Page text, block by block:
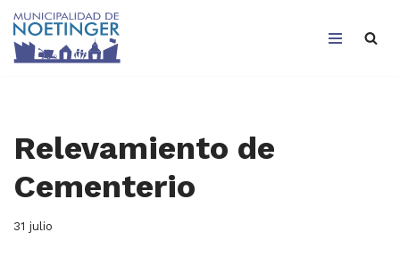
Saltar
Relevamiento de
Cementerio
31 julio